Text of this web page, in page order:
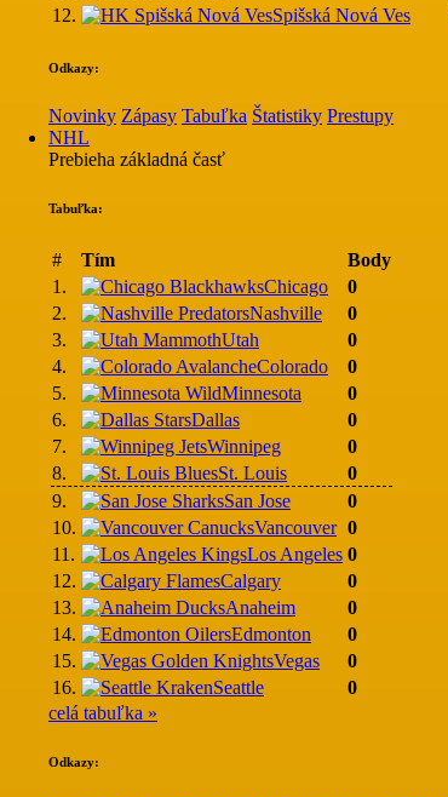
12.
Spišská Nová Ves
Odkazy:
Novinky Zápasy Tabuľka Štatistiky Prestupy
NHL
Prebieha základná časť
Tabuľka:
# Tím
Body
1.
Chicago
0
2.
Nashville
0
3.
Utah
0
4.
Colorado
0
5.
Minnesota
0
6.
Dallas
0
7.
Winnipeg
0
8.
St. Louis
0
9.
San Jose
0
10.
Vancouver 0
11.
Los Angeles 0
12.
Calgary
0
13.
Anaheim
0
14.
Edmonton
0
15.
Vegas
0
16.
Seattle
0
celá tabuľka »
Odkazy: